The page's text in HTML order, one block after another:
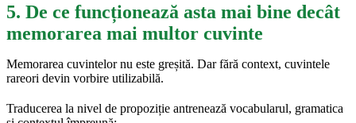
5. De ce funcționează asta mai bine decât
memorarea mai multor cuvinte
Memorarea cuvintelor nu este greșită. Dar fără context, cuvintele
rareori devin vorbire utilizabilă.
Traducerea la nivel de propoziție antrenează vocabularul, gramatica